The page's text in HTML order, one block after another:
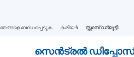
ഞങ്ങളെ ബന്ധപ്പെടുക കരിയർ സ്റ്റാമ്പ് ഡ്യൂട്ടി
സെൻട്രൽ